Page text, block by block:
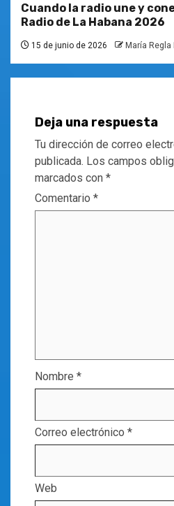
Cuando la radio une y
Radio de La Habana 2026
15 de junio de 2026 María Regla
Deja una respuesta
Tu dirección de correo
publicada. Los campos
marcados con *
Comentario *
Nombre *
Correo electrónico *
Web